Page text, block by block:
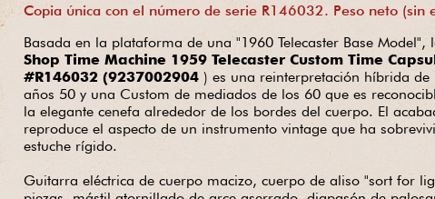
Copia única con el número de serie R146032. Peso neto (sin
Basada en la plataforma de una "1960 Telecaster Base Model",
Shop Time Machine 1959 Telecaster Custom Time
#R146032 (9237002904) es una reinterpretación híbrida de
años 50 y una Custom de mediados de los 60 que es
la elegante cenefa alrededor de los bordes del cuerpo. El
reproduce el aspecto de un instrumento vintage que ha
estuche rígido.
Guitarra eléctrica de cuerpo macizo, cuerpo de aliso "sort for